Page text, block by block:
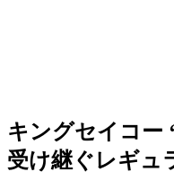
キングセイコー
受け継ぐレギュ